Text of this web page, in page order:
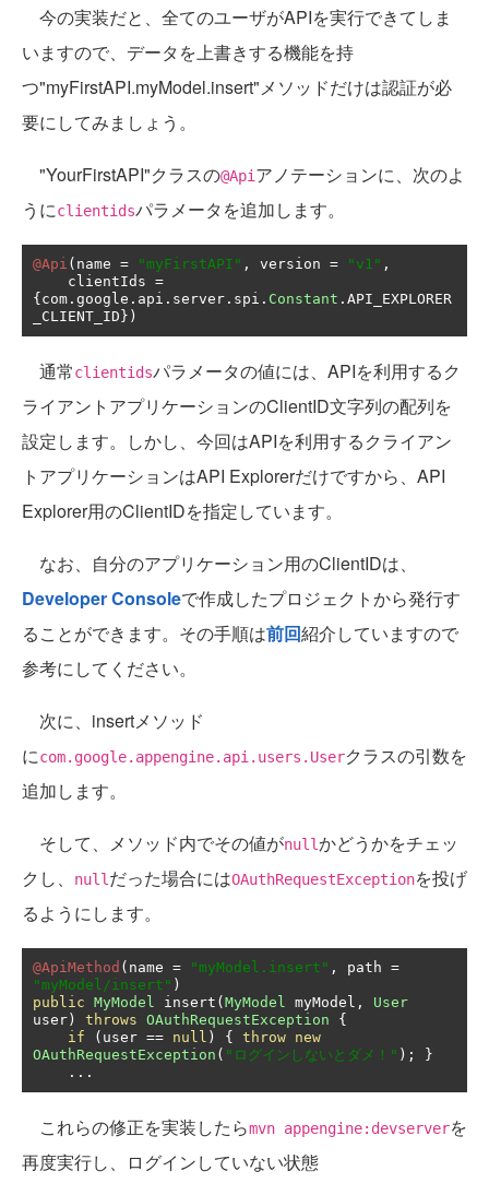
今の実装だと、全てのユーザがAPIを実行できてしま
いますので、データを上書きする機能を持
つ"myFirstAPI.myModel.insert"メソッドだけは認証が必
要にしてみましょう。
"YourFirstAPI"クラスの@Api アノテーションに、次のよ
うにclientidsパラメータを追加します。
@Api ( name = "myFirstAPI" , version = "v1" ,
    clientIds
=
{ com . google . api . server . spi . Constant . API_EXPLORER
_CLIENT_ID })
通常clientidsパラメータの値には、APIを利用するク
ライアントアプリケーションのClientID文字列の配列を
設定します。しかし、今回はAPIを利用するクライアン
トアプリケーションはAPI Explorerだけですから、API
Explorer用のClientIDを指定しています。
なお、自分のアプリケーション用のClientIDは、
Developer Consoleで作成したプロジェクトから発行す
ることができます。その手順は前回紹介していますので
参考にしてください。
次に、insertメソッド
にcom.google.appengine.api.users.Userクラスの引数を
追加します。
そして、メソッド内でその値がnullかどうかをチェッ
クし、
null だった場合にはOAuthRequestExceptionを投げ
るようにします。
@ApiMethod ( name = "myModel.insert" , path =
"myModel/insert" )
public MyModel insert ( MyModel myModel ,
User
user ) throws OAuthRequestException
{
if
( user == null ) { throw new
OAuthRequestException ( "ログインしないとダメ！" );
}
...
これらの修正を実装したらmvn appengine:devserverを
再度実行し、ログインしていない状態